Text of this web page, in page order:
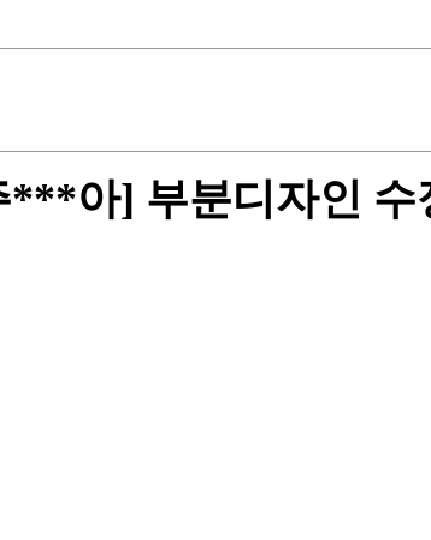
***아] 부분디자인 수